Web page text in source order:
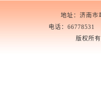
地址：济南
电话：66778531
版权所